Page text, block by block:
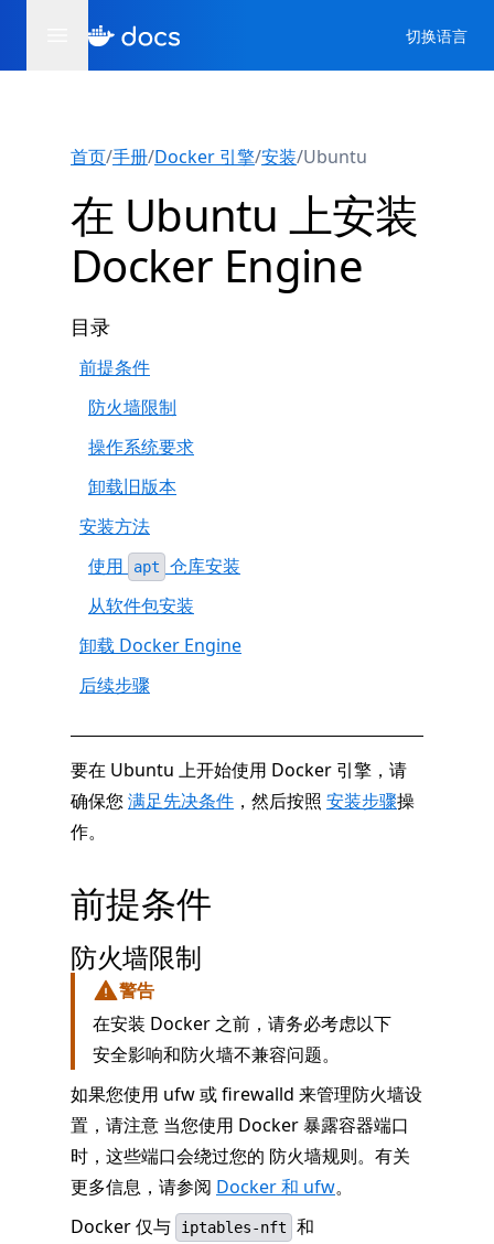
切换语言
首页/手册/Docker 引擎/安装/Ubuntu
在 Ubuntu 上安装
Docker Engine
目录
前提条件
防火墙限制
操作系统要求
卸载旧版本
安装方法
使用
apt
仓库安装
从软件包安装
卸载 Docker Engine
后续步骤
要在 Ubuntu 上开始使用 Docker 引擎，请
确保您 满足先决条件 ，然后按照 安装步骤操
作。
前提条件
防火墙限制
警告
在安装 Docker 之前，请务必考虑以下
安全影响和防火墙不兼容问题。
如果您使用 ufw 或 firewalld 来管理防火墙设
置，请注意 当您使用 Docker 暴露容器端口
时，这些端口会绕过您的 防火墙规则。有关
更多信息，请参阅 Docker 和 ufw。
Docker 仅与
iptables-nft 和